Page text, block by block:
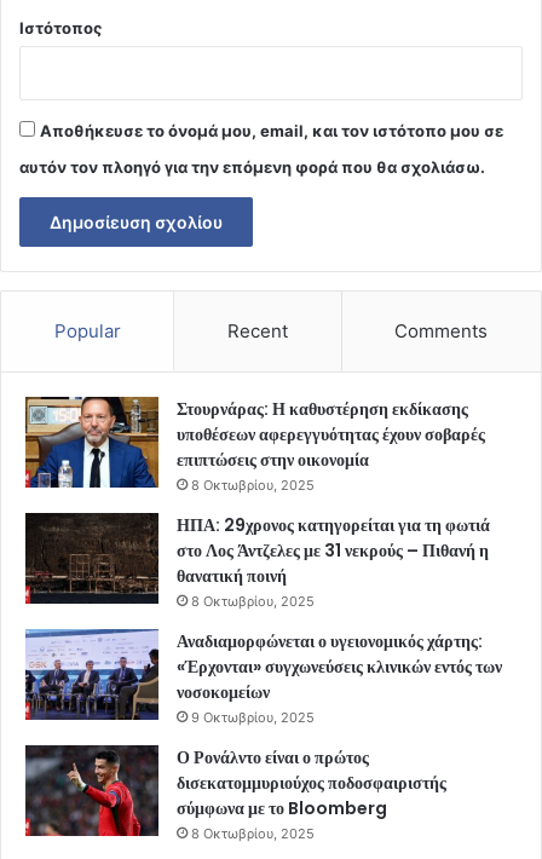
Ιστότοπος
Αποθήκευσε το όνομά μου, email, και τον ιστότοπο μου σε
αυτόν τον πλοηγό για την επόμενη φορά που θα σχολιάσω.
Popular Recent Comments
Στουρνάρας: Η καθυστέρηση εκδίκασης
υποθέσεων αφερεγγυότητας έχουν σοβαρές
επιπτώσεις στην οικονομία
8 Οκτωβρίου, 2025
ΗΠΑ: 29χρονος κατηγορείται για τη φωτιά
στο Λος Άντζελες με 31 νεκρούς – Πιθανή η
θανατική ποινή
8 Οκτωβρίου, 2025
Αναδιαμορφώνεται ο υγειονομικός χάρτης:
«Έρχονται» συγχωνεύσεις κλινικών εντός των
νοσοκομείων
9 Οκτωβρίου, 2025
Ο Ρονάλντο είναι ο πρώτος
δισεκατομμυριούχος ποδοσφαιριστής
σύμφωνα με το Bloomberg
8 Οκτωβρίου, 2025